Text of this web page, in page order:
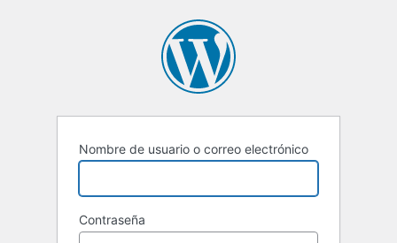
Nombre de usuario o correo electrónico
Contraseña